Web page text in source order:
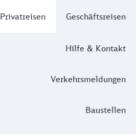
Privatreisen Geschäftsreisen
Hilfe & Kontakt
Verkehrsmeldungen
Baustellen